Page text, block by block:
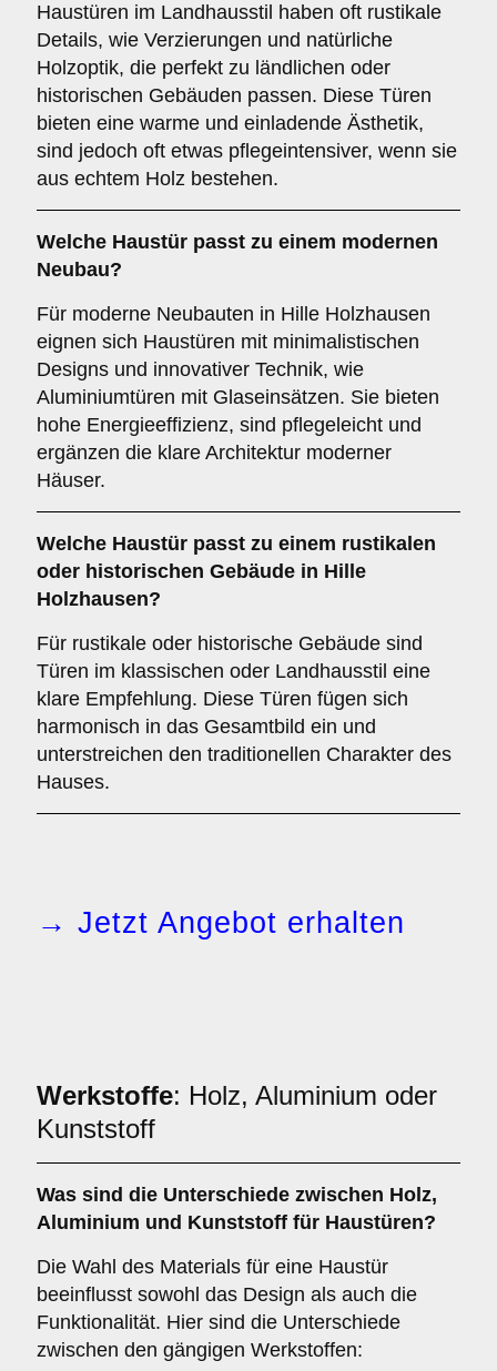
Haustüren im Landhausstil haben oft rustikale
Details, wie Verzierungen und natürliche
Holzoptik, die perfekt zu ländlichen oder
historischen Gebäuden passen. Diese Türen
bieten eine warme und einladende Ästhetik,
sind jedoch oft etwas pflegeintensiver, wenn sie
aus echtem Holz bestehen.
Welche Haustür passt zu einem modernen
Neubau?
Für moderne Neubauten in Hille Holzhausen
eignen sich Haustüren mit minimalistischen
Designs und innovativer Technik, wie
Aluminiumtüren mit Glaseinsätzen. Sie bieten
hohe Energieeffizienz, sind pflegeleicht und
ergänzen die klare Architektur moderner
Häuser.
Welche Haustür passt zu einem rustikalen
oder historischen Gebäude in Hille
Holzhausen?
Für rustikale oder historische Gebäude sind
Türen im klassischen oder Landhausstil eine
klare Empfehlung. Diese Türen fügen sich
harmonisch in das Gesamtbild ein und
unterstreichen den traditionellen Charakter des
Hauses.
→ Jetzt Angebot erhalten
Werkstoffe: Holz, Aluminium oder
Kunststoff
Was sind die Unterschiede zwischen Holz,
Aluminium und Kunststoff für Haustüren?
Die Wahl des Materials für eine Haustür
beeinflusst sowohl das Design als auch die
Funktionalität. Hier sind die Unterschiede
zwischen den gängigen Werkstoffen: